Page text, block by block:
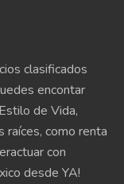
clasificados
encontar
de Vida,
raíces, como renta
con
desde YA!